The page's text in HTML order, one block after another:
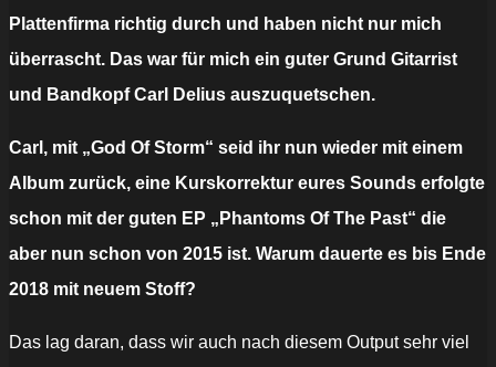
Plattenfirma richtig durch und haben nicht nur mich
überrascht. Das war für mich ein guter Grund Gitarrist
und Bandkopf Carl Delius auszuquetschen.
Carl, mit „God Of Storm“ seid ihr nun wieder mit einem
Album zurück, eine Kurskorrektur eures Sounds erfolgte
schon mit der guten EP „Phantoms Of The Past“ die
aber nun schon von 2015 ist. Warum dauerte es bis Ende
2018 mit neuem Stoff?
Das lag daran, dass wir auch nach diesem Output sehr viel